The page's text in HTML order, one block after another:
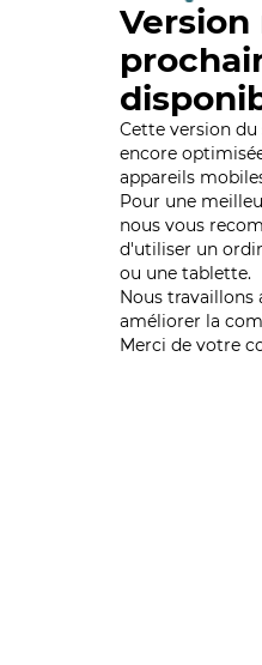
Cette version du
encore
appareils
Pour une
nous vous
d'utiliser un
ou une tablette.
Nous travaillons
améliorer la
Merci de votre